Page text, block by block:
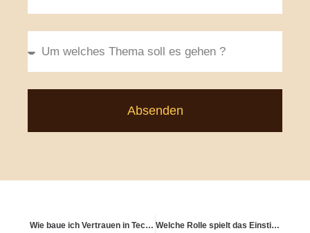
Absenden
Wie baue ich Vertrauen in Technologie im Finanzbereich auf? Welche Rolle spielt das Einstiegsalter bei der Altersvorsorge?